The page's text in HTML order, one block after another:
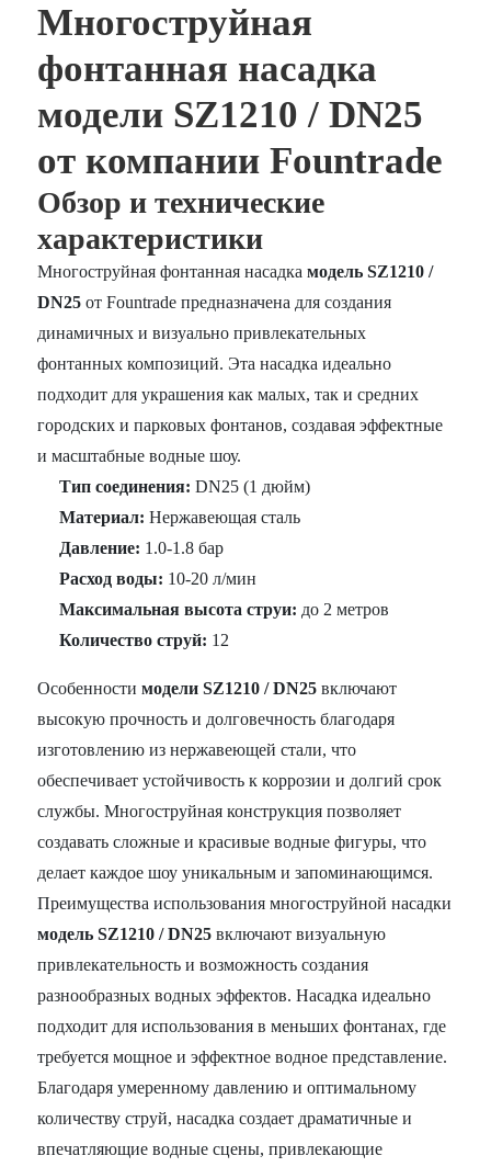
Многоструйная
фонтанная насадка
модели SZ1210 / DN25
от компании Fountrade
Обзор и технические
характеристики
Многоструйная фонтанная насадкамодель SZ1210 /
DN25 от Fountrade предназначена для создания
динамичных и визуально привлекательных
фонтанных композиций. Эта насадка идеально
подходит для украшения как малых, так и средних
городских и парковых фонтанов, создавая эффектные
и масштабные водные шоу.
Тип соединения: DN25 (1 дюйм)
Материал: Нержавеющая сталь
Давление: 1.0-1.8 бар
Расход воды: 10-20 л/мин
Максимальная высота струи: до 2 метров
Количество струй: 12
Особенностимодели SZ1210 / DN25 включают
высокую прочность и долговечность благодаря
изготовлению из нержавеющей стали, что
обеспечивает устойчивость к коррозии и долгий срок
службы. Многоструйная конструкция позволяет
создавать сложные и красивые водные фигуры, что
делает каждое шоу уникальным и запоминающимся.
Преимущества использования многоструйной насадки
модель SZ1210 / DN25 включают визуальную
привлекательность и возможность создания
разнообразных водных эффектов. Насадка идеально
подходит для использования в меньших фонтанах, где
требуется мощное и эффектное водное представление.
Благодаря умеренному давлению и оптимальному
количеству струй, насадка создает драматичные и
впечатляющие водные сцены, привлекающие